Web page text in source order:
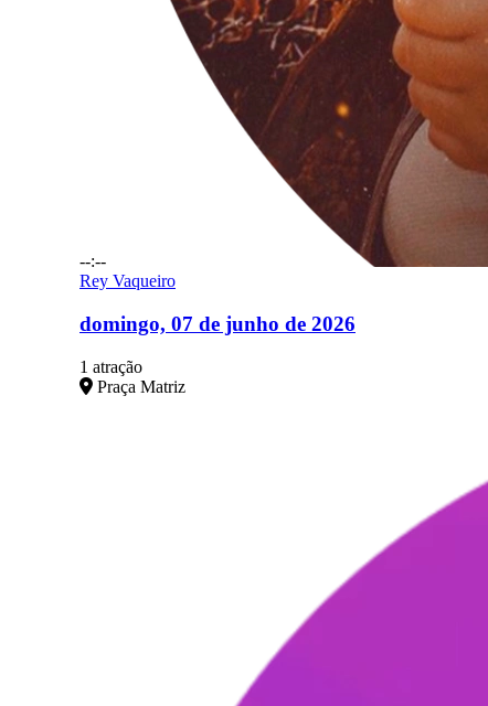
--:--
Rey Vaqueiro
domingo, 07 de junho de 2026
1 atração
Praça Matriz